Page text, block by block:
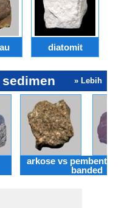
diatomit
» Lebih
arkose vs
banded